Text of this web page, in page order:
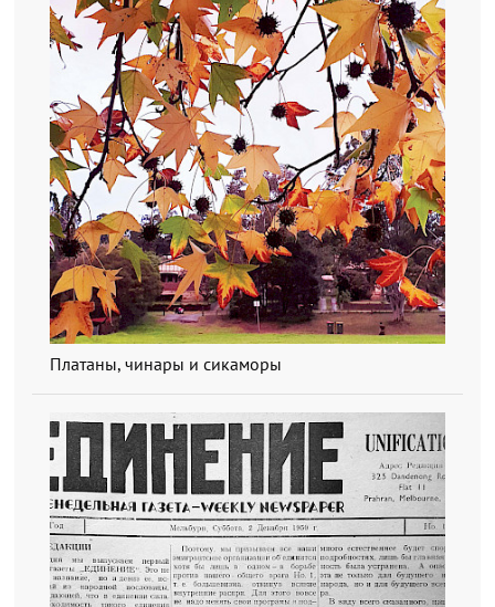
Платаны, чинары и сикаморы